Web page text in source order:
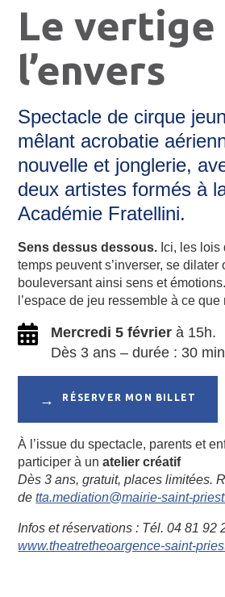
Le vertige
l’envers
Spectacle de cirque
mêlant acrobatie
nouvelle et jonglerie,
deux artistes formés à
Académie Fratellini.
Sens dessus dessous. Ici, les lois
temps peuvent s’inverser, se dilater
bouleversant ainsi sens et
l’espace de jeu ressemble à ce
Mercredi 5 févrierà 15h.
Dès 3 ans – durée : 30 min
RÉSERVER MON BILLET
À l’issue du spectacle, parents et
participer à unatelier créatif
Dès 3 ans, gratuit, places limitées.
detta.mediation@mairie-saint-
Infos et réservations : Tél. 04 81 92
www.theatretheoargence-saint-